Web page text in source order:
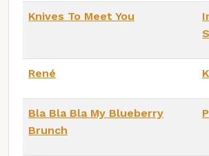
Knives To Meet You
René
Bla Bla Bla My Blueberry
Brunch